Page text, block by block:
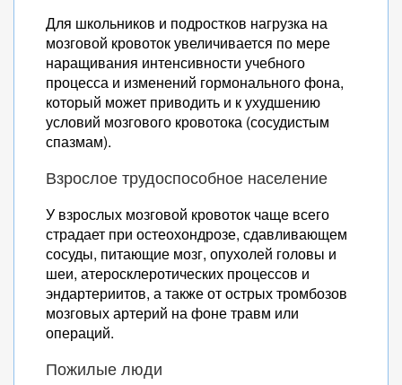
(рацетамы)
Полипептиды
Прочие препараты
Эффективные лекарства при
инсульте
Ишемический инсульт
Геморрагический инсульт
препаратов
Препараты для расширения
сосудов
Препараты на основе
растительных компонентов
Препараты на основе
Препараты для укрепления
Для школьников и подростков нагрузка на
мозговой кровоток увеличивается по мере
наращивания интенсивности учебного
процесса и изменений гормонального фона,
который может приводить и к ухудшению
условий мозгового кровотока (сосудистым
спазмам).
Взрослое трудоспособное население
У взрослых мозговой кровоток чаще всего
страдает при остеохондрозе, сдавливающем
сосуды, питающие мозг, опухолей головы и
шеи, атеросклеротических процессов и
эндартериитов, а также от острых тромбозов
мозговых артерий на фоне травм или
операций.
Пожилые люди